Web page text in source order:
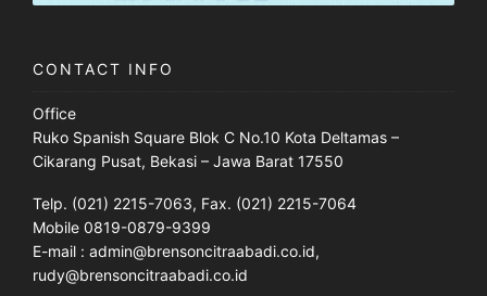
CONTACT INFO
Office
Ruko Spanish Square Blok C No.10 Kota Deltamas –
Cikarang Pusat, Bekasi – Jawa Barat 17550
Telp. (021) 2215-7063, Fax. (021) 2215-7064
Mobile 0819-0879-9399
E-mail : admin@brensoncitraabadi.co.id,
rudy@brensoncitraabadi.co.id